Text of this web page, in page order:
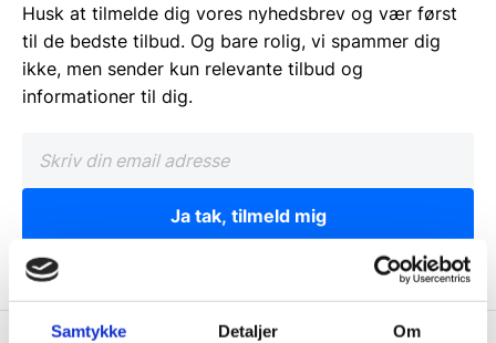
Samtykke Detaljer Om
Husk at tilmelde dig vores nyhedsbrev og vær først
til de bedste tilbud. Og bare rolig, vi spammer dig
ikke, men sender kun relevante tilbud og
informationer til dig.
Ja tak, tilmeld mig